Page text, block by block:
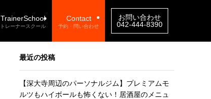
TrainerSchool
トレーナースクール
Contact
予約・問い合わせ
お問い合わせ
042-444-8390
最近の投稿
【深大寺周辺のパーソナルジム】プレミアムモ
ルツもハイボールも怖くない！居酒屋のメニュ